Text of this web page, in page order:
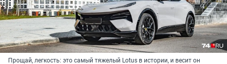
Прощай, легкость: это самый тяжелый Lotus в истории, и весит он